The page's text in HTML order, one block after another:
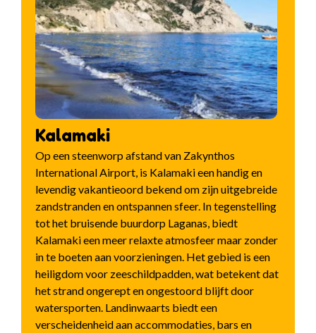
Kalamaki
Op een steenworp afstand van Zakynthos
International Airport, is Kalamaki een handig en
levendig vakantieoord bekend om zijn uitgebreide
zandstranden en ontspannen sfeer. In tegenstelling
tot het bruisende buurdorp Laganas, biedt
Kalamaki een meer relaxte atmosfeer maar zonder
in te boeten aan voorzieningen. Het gebied is een
heiligdom voor zeeschildpadden, wat betekent dat
het strand ongerept en ongestoord blijft door
watersporten. Landinwaarts biedt een
verscheidenheid aan accommodaties, bars en